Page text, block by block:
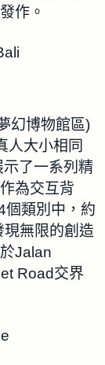
作。
幻博物館區)
人大小相同
示了一系列精
為交互背
個類別中，約
無限的創造
Jalan
Road交界